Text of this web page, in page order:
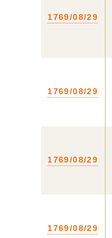
1769/08/29
1769/08/29
1769/08/29
1769/08/29